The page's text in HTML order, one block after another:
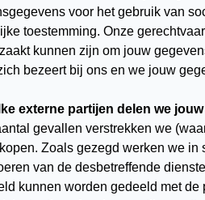
voor het gebruik van
toestemming. Onze
kunnen zijn om jouw
bezeert bij ons en we jouw
externe partijen delen we
gevallen verstrekken we
Zoals gezegd werken we
van de desbetreffende
kunnen worden gedeeld met